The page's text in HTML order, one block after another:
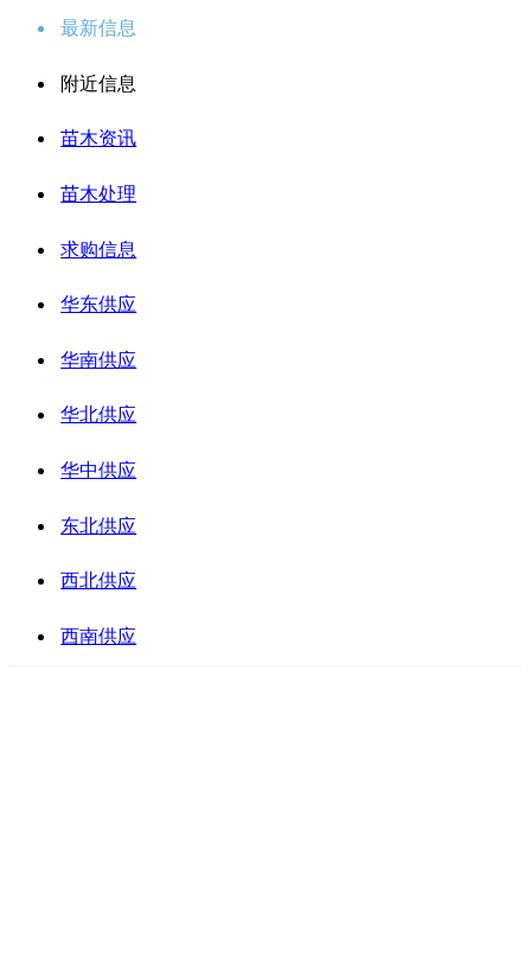
最新信息
附近信息
苗木资讯
苗木处理
求购信息
华东供应
华南供应
华北供应
华中供应
东北供应
西北供应
西南供应